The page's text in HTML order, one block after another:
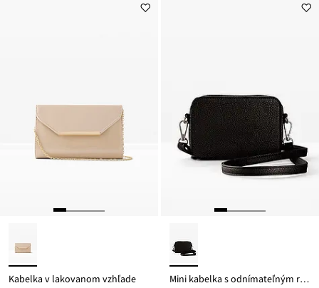
Kabelka v lakovanom vzhľade Mini kabelka s odnímateľným remienkom